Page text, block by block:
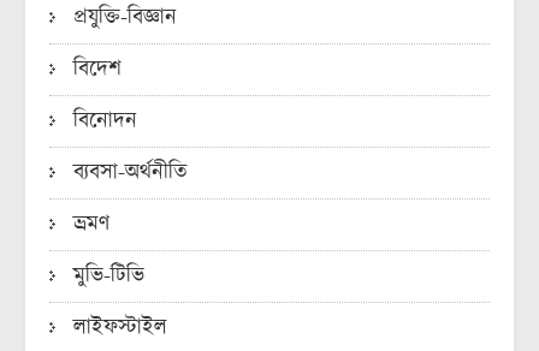
প্রযুক্তি-বিজ্ঞান
বিদেশ
বিনোদন
ব্যবসা-অর্থনীতি
ভ্রমণ
মুভি-টিভি
লাইফস্টাইল